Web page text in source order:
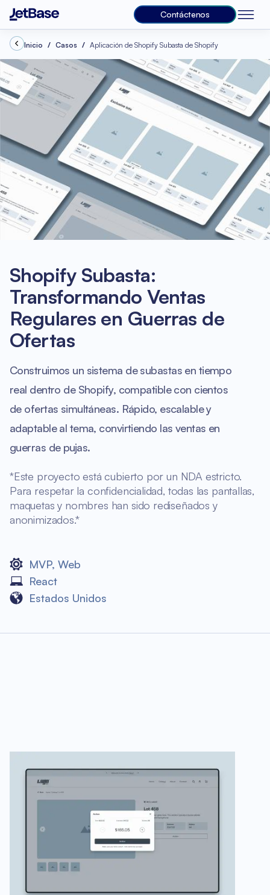
Contáctenos
Shopify Subasta:
Transformando Ventas
Regulares en Guerras de
Ofertas
Construimos un sistema de subastas en tiempo
real dentro de Shopify, compatible con cientos
de ofertas simultáneas. Rápido, escalable y
adaptable al tema, convirtiendo las ventas en
guerras de pujas.
*Este proyecto está cubierto por un NDA estricto.
Para respetar la confidencialidad, todas las pantallas,
maquetas y nombres han sido rediseñados y
anonimizados.*
MVP, Web
React
Estados Unidos
Inicio Casos Aplicación de Shopify Subasta de Shopify